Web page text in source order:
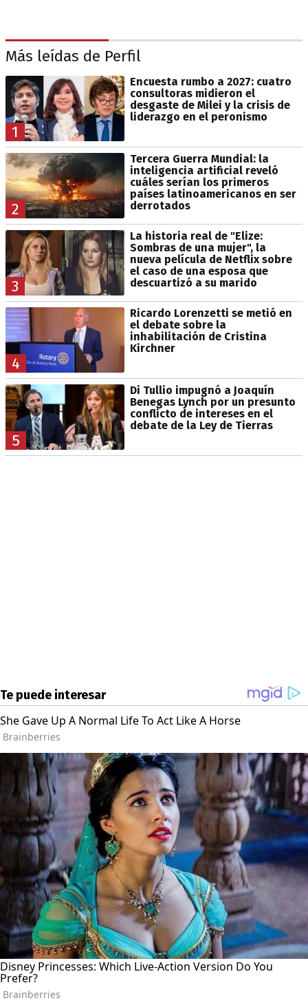
Más leídas de Perfil
1
Encuesta rumbo a 2027: cuatro
consultoras midieron el
desgaste de Milei y la crisis de
liderazgo en el peronismo
2
Tercera Guerra Mundial: la
inteligencia artificial reveló
cuáles serían los primeros
países latinoamericanos en ser
derrotados
3
La historia real de "Elize:
Sombras de una mujer", la
nueva película de Netflix sobre
el caso de una esposa que
descuartizó a su marido
4
Ricardo Lorenzetti se metió en
el debate sobre la
inhabilitación de Cristina
Kirchner
5
Di Tullio impugnó a Joaquín
Benegas Lynch por un presunto
conflicto de intereses en el
debate de la Ley de Tierras